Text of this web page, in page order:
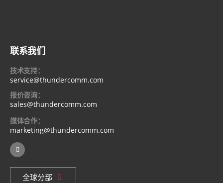
联系我们
技术支持：
service@thundercomm.com
报价咨询：
sales@thundercomm.com
媒体合作：
marketing@thundercomm.com
全球分部